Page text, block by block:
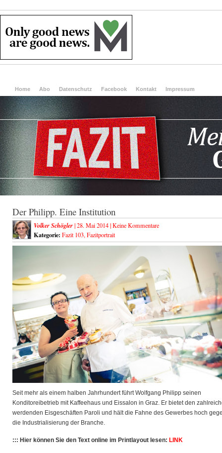
Home Abo Datenschutz Facebook Kontakt Impressum
Der Philipp. Eine Institution
Volker Schögler| 28. Mai 2014 |Keine Kommentare
Kategorie: Fazit 103, Fazitportrait
Seit mehr als einem halben Jahrhundert führt Wolfgang Philipp seinen
Konditoreibetrieb mit Kaffeehaus und Eissalon in Graz. Er bietet den
werdenden Eisgeschäften Paroli und hält die Fahne des Gewerbes hoch
die Industrialisierung der Branche.
::: Hier können Sie den Text online im Printlayout lesen: LINK